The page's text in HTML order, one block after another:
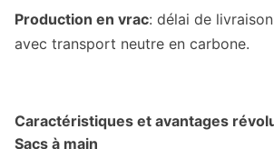
Production en vrac: délai de
avec transport neutre en carbone.
Caractéristiques et avantages
Sacs à main